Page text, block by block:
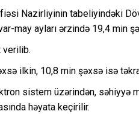
Nazirliyinin tabeliyindəki
may ayları ərzində 19,4 min
verilib.
ilkin, 10,8 min şəxsə isə
sistem üzərindən, səhiyyə
həyata keçirilir.